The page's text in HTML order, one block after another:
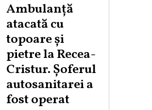
Ambulanță
atacată cu
topoare și
pietre la Recea-
Cristur. Șoferul
autosanitarei a
fost operat